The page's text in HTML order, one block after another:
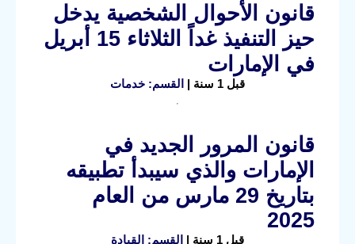
قانون الأحوال الشخصية يدخل
حيز التنفيذ غداً الثلاثاء 15 أبريل
في الإمارات
قبل 1 سنة | القسم: خدمات
قانون المرور الجديد في
الإمارات والذي سيبدأ تطبيقه
بتاريخ 29 مارس من العام
2025
قبل 1 سنة | القسم: القيادة